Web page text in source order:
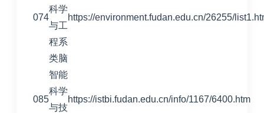
074
科学
与工
程系
https://environment.fudan.edu.cn/26255/
085
类脑
智能
科学
与技
https://istbi.fudan.edu.cn/info/1167/6400.htm